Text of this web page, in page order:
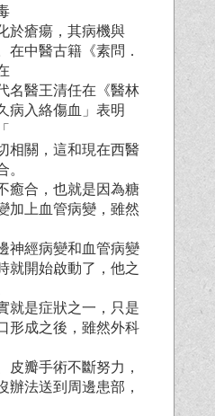
於瘡瘍，其病機與
在中醫古籍《素問．
名醫王清任在《醫林
病入絡傷血」表明
相關，這和現在西醫
。
癒合，也就是因為糖
加上血管病變，雖然
神經病變和血管病變
就開始啟動了，他之
就是症狀之一，只是
形成之後，雖然外科
皮瓣手術不斷努力，
辦法送到周邊患部，